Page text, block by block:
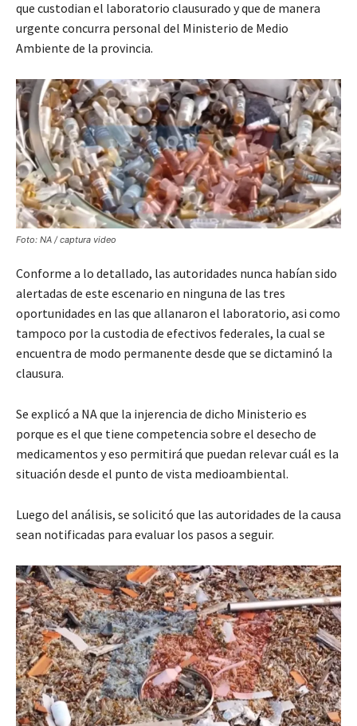
que custodian el laboratorio clausurado y que de manera
urgente concurra personal del Ministerio de Medio
Ambiente de la provincia.
Foto: NA / captura video
Conforme a lo detallado, las autoridades nunca habían sido
alertadas de este escenario en ninguna de las tres
oportunidades en las que allanaron el laboratorio, asi como
tampoco por la custodia de efectivos federales, la cual se
encuentra de modo permanente desde que se dictaminó la
clausura.
Se explicó a NA que la injerencia de dicho Ministerio es
porque es el que tiene competencia sobre el desecho de
medicamentos y eso permitirá que puedan relevar cuál es la
situación desde el punto de vista medioambiental.
Luego del análisis, se solicitó que las autoridades de la causa
sean notificadas para evaluar los pasos a seguir.